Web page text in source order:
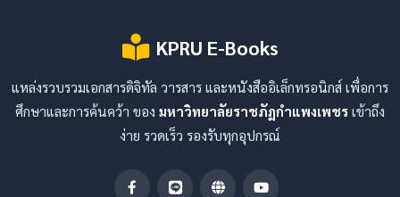
KPRU E-Books
แหล่งรวบรวมเอกสารดิจิทัล วารสาร และหนังสืออิเล็กทรอนิกส์ เพื่อการ
ศึกษาและการค้นคว้า ของ มหาวิทยาลัยราชภัฏกำแพงเพชร เข้าถึง
ง่าย รวดเร็ว รองรับทุกอุปกรณ์